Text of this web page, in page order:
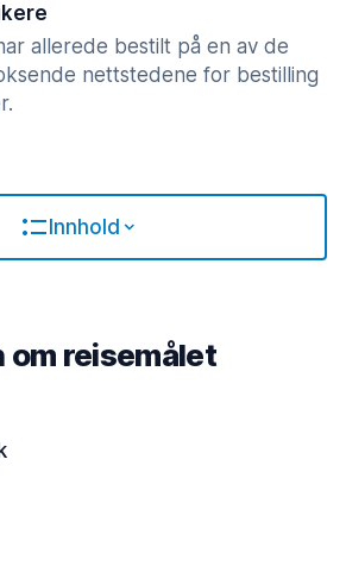
allerede bestilt på en av de
nettstedene for bestilling
Innhold
om reisemålet